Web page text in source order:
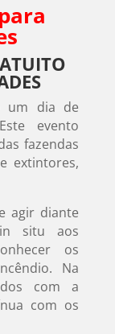
um dia de
evento
fazendas
extintores,
agir diante
situ aos
os
Na
com a
com os